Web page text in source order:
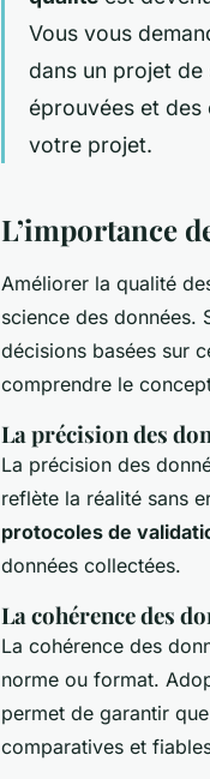
Vous vous
dans un projet
éprouvées et
votre projet.
L’importance
Améliorer la qualité
science des données.
décisions basées sur
comprendre le
La précision des
La précision des
reflète la réalité sans
protocoles de
données collectées.
La cohérence des
La cohérence des
norme ou format.
permet de garantir
comparatives et